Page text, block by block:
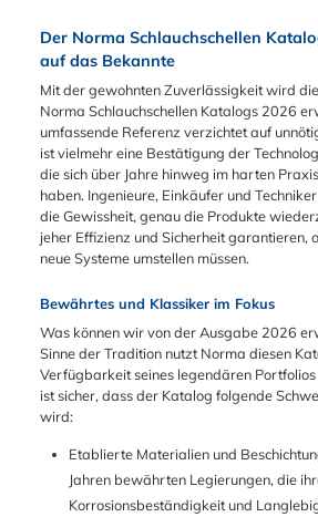
Der Norma Schlauchschellen
auf das Bekannte
Mit der gewohnten Zuverlässigkeit wird
Norma Schlauchschellen Katalogs 2026
umfassende Referenz verzichtet auf
ist vielmehr eine Bestätigung der
die sich über Jahre hinweg im harten
haben. Ingenieure, Einkäufer und
die Gewissheit, genau die Produkte
jeher Effizienz und Sicherheit garantieren,
neue Systeme umstellen müssen.
Bewährtes und Klassiker im Fokus
Was können wir von der Ausgabe 2026
Sinne der Tradition nutzt Norma diesen
Verfügbarkeit seines legendären Portfolios
ist sicher, dass der Katalog folgende
wird:
Etablierte Materialien und
Jahren bewährten Legierungen, die
Korrosionsbeständigkeit und